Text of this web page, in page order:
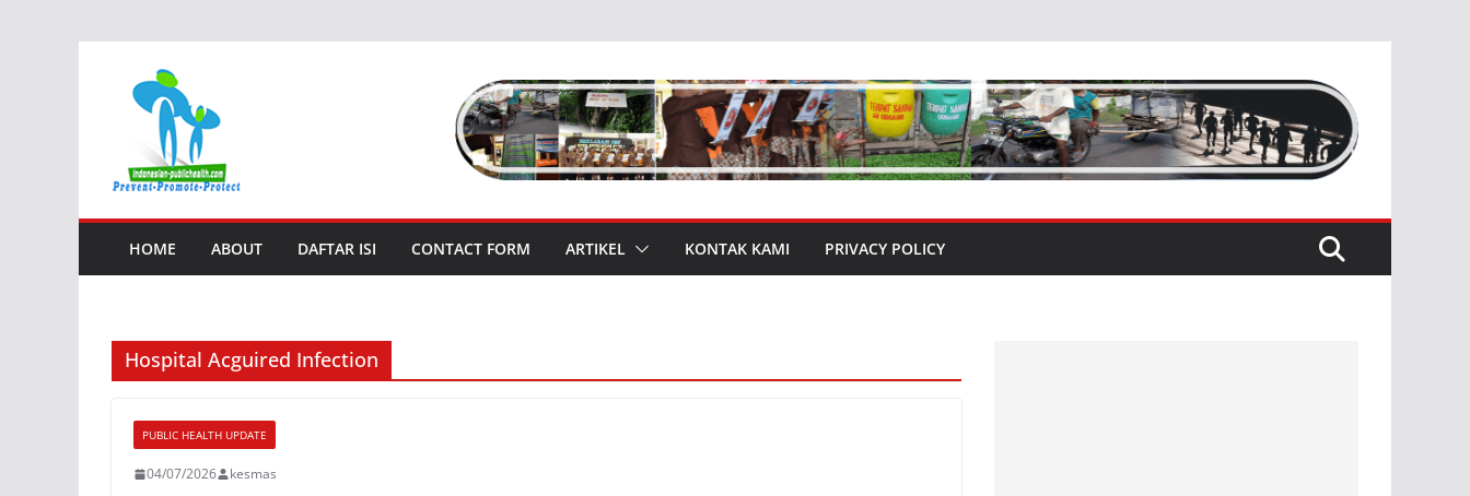
HOME ABOUT DAFTAR ISI CONTACT FORM ARTIKEL KONTAK KAMI PRIVACY POLICY
Hospital Acguired Infection
PUBLIC HEALTH UPDATE
04/07/2026 kesmas